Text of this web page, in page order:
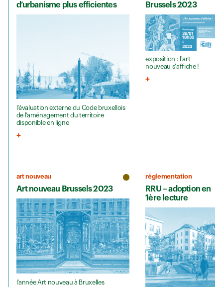
d’urbanisme plus efficientes
l’évaluation externe du Code bruxellois
de l’aménagement du territoire
disponible en ligne
Brussels 2023
exposition : l'art
nouveau s'affiche !
art nouveau
Art nouveau Brussels 2023
l’année Art nouveau à Bruxelles
réglementation
RRU – adoption en
1ère lecture